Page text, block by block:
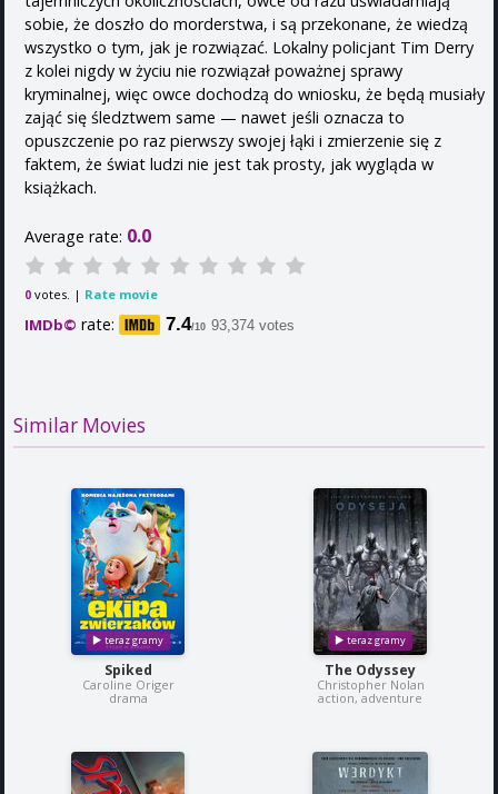
sobie, że doszło do morderstwa, i są przekonane, że wiedzą
wszystko o tym, jak je rozwiązać. Lokalny policjant Tim Derry
z kolei nigdy w życiu nie rozwiązał poważnej sprawy
kryminalnej, więc owce dochodzą do wniosku, że będą musiały
zająć się śledztwem same — nawet jeśli oznacza to
opuszczenie po raz pierwszy swojej łąki i zmierzenie się z
faktem, że świat ludzi nie jest tak prosty, jak wygląda w
książkach.
Average rate: 0.0
0 votes. | Rate movie
IMDb© rate: 7.4/10 93,374 votes
Similar Movies
Spiked
Caroline Origer
drama
The Odyssey
Christopher Nolan
action, adventure